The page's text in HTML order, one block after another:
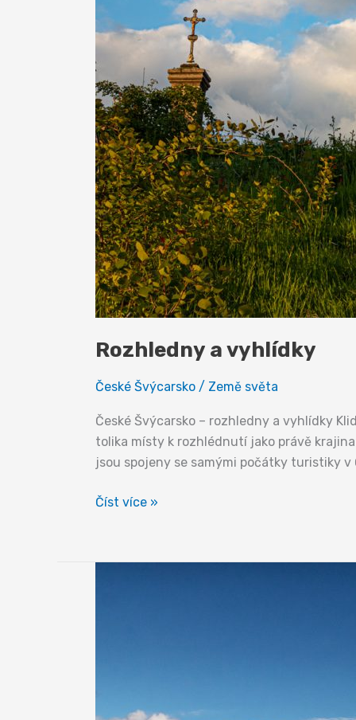
Rozhledny a vyhlídky
České Švýcarsko / Země světa
České Švýcarsko – rozhledny a vyhlídky
tolika místy k rozhlédnutí jako právě
jsou spojeny se samými počátky turistiky
Rozhledny
Číst více »